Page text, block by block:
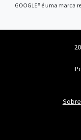
GOOGLE® é uma marca